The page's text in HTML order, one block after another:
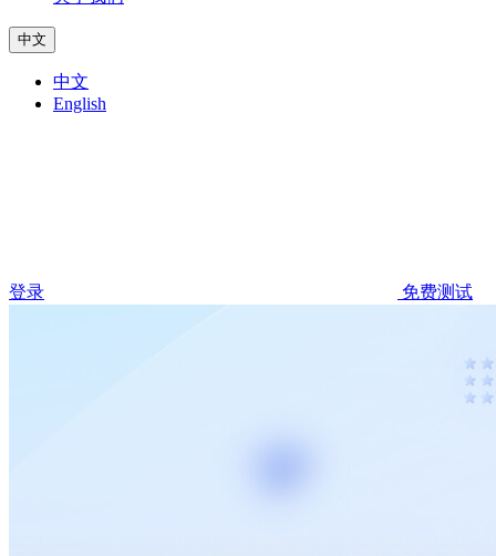
中文
中文
English
登录 免费测试